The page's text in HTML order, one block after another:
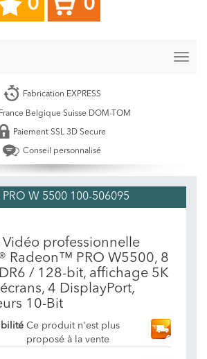
0 0
Fabrication EXPRESS
France Belgique Suisse DOM-TOM
Paiement SSL 3D Secure
Conseil personnalisé
W 5500 100-506095
Vidéo professionnelle
Radeon™ PRO W5500, 8
/ 128-bit, affichage 5K
4 DisplayPort,
10-Bit
Ce produit n'est plus
proposé à la vente